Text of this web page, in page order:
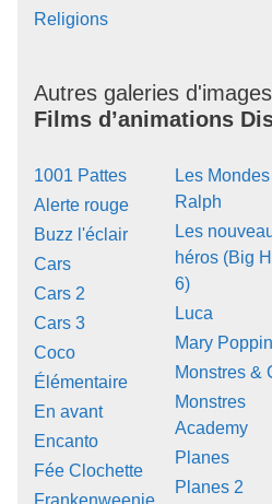
Religions
Autres galeries
Films d’animations
1001 Pattes
Alerte rouge
Buzz l'éclair
Cars
Cars 2
Cars 3
Coco
Élémentaire
En avant
Encanto
Fée Clochette
Frankenweenie
Les
Ralph
Les
héros (Big
6)
Luca
Mary
Monstres &
Monstres
Academy
Planes
Planes 2